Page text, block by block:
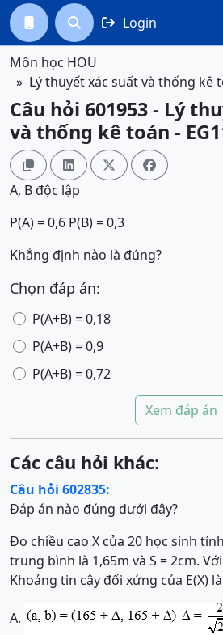
  Login
Môn học HOU
Lý thuyết xác suất và thống kê
Câu hỏi 601953 - Lý
và thống kê toán -
   
A, B độc lập
P(A) = 0,6 P(B) = 0,3
Khẳng định nào là đúng?
Chọn đáp án:
P(A+B) = 0,18
P(A+B) = 0,9
P(A+B) = 0,72
Xem đáp án
Các câu hỏi khác:
Câu hỏi 602835:
Đáp án nào đúng dưới đây?
Đo chiều cao X của 20 học sinh
trung bình là 1,65m và S = 2cm.
Khoảng tin cậy đối xứng của E(X)
A.